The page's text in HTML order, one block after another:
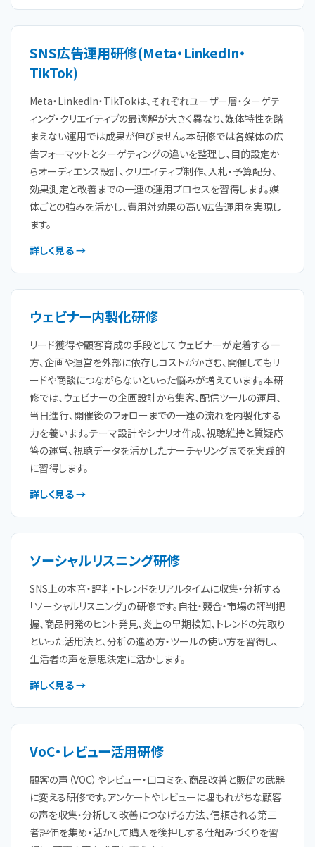
SNS広告運用研修(Meta・LinkedIn・
TikTok)
Meta・LinkedIn・TikTokは、それぞれユーザー層・ターゲテ
ィング・クリエイティブの最適解が大きく異なり、媒体特性を踏
まえない運用では成果が伸びません。本研修では各媒体の広
告フォーマットとターゲティングの違いを整理し、目的設定か
らオーディエンス設計、クリエイティブ制作、入札・予算配分、
効果測定と改善までの一連の運用プロセスを習得します。媒
体ごとの強みを活かし、費用対効果の高い広告運用を実現し
ます。
詳しく見る →
ウェビナー内製化研修
リード獲得や顧客育成の手段としてウェビナーが定着する一
方、企画や運営を外部に依存しコストがかさむ、開催してもリ
ードや商談につながらないといった悩みが増えています。本研
修では、ウェビナーの企画設計から集客、配信ツールの運用、
当日進行、開催後のフォローまでの一連の流れを内製化する
力を養います。テーマ設計やシナリオ作成、視聴維持と質疑応
答の運営、視聴データを活かしたナーチャリングまでを実践的
に習得します。
詳しく見る →
ソーシャルリスニング研修
SNS上の本音・評判・トレンドをリアルタイムに収集・分析する
「ソーシャルリスニング」の研修です。自社・競合・市場の評判把
握、商品開発のヒント発見、炎上の早期検知、トレンドの先取り
といった活用法と、分析の進め方・ツールの使い方を習得し、
生活者の声を意思決定に活かします。
詳しく見る →
VoC・レビュー活用研修
顧客の声（VOC）やレビュー・口コミを、商品改善と販促の武器
に変える研修です。アンケートやレビューに埋もれがちな顧客
の声を収集・分析して改善につなげる方法、信頼される第三
者評価を集め・活かして購入を後押しする仕組みづくりを習